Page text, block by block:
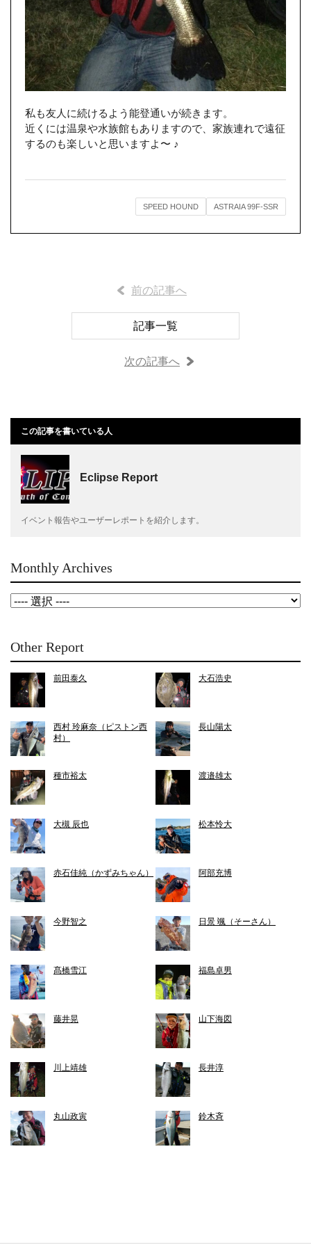
私も友人に続けるよう能登通いが続きます。
近くには温泉や水族館もありますので、家族連れで遠征
するのも楽しいと思いますよ〜 ♪
SPEED HOUND ASTRAIA 99F-SSR
前の記事へ
記事一覧
次の記事へ
この記事を書いている人
Eclipse Report
イベント報告やユーザーレポートを紹介します。
Monthly Archives
Other Report
前田泰久 大石浩史
西村 玲麻奈（ピストン西
村）
長山陽太
種市裕太 渡邉雄太
大槻 辰也 松本怜大
赤石佳純（かずみちゃん） 阿部充博
今野智之 日景 颯（そーさん）
髙橋雪江 福島卓男
藤井晃 山下海図
川上靖雄 長井淳
丸山政寅 鈴木斉